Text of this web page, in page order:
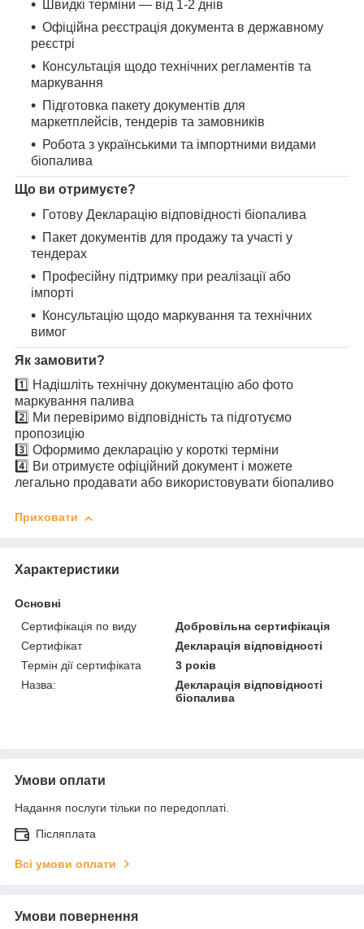
Швидкі терміни — від 1-2 днів
Офіційна реєстрація документа в державному
реєстрі
Консультація щодо технічних регламентів та
маркування
Підготовка пакету документів для
маркетплейсів, тендерів та замовників
Робота з українськими та імпортними видами
біопалива
Що ви отримуєте?
Готову Декларацію відповідності біопалива
Пакет документів для продажу та участі у
тендерах
Професійну підтримку при реалізації або
імпорті
Консультацію щодо маркування та технічних
вимог
Як замовити?
1️⃣ Надішліть технічну документацію або фото
маркування палива
2️⃣ Ми перевіримо відповідність та підготуємо
пропозицію
3️⃣ Оформимо декларацію у короткі терміни
4️⃣ Ви отримуєте офіційний документ і можете
легально продавати або використовувати біопаливо
Приховати
Характеристики
Основні
Сертифікація по виду
Добровільна сертифікація
Сертифікат
Декларація відповідності
Термін дії сертифіката
3 років
Назва:
Декларація відповідності
біопалива
Умови оплати
Надання послуги тільки по передоплаті.
Післяплата
Всі умови оплати
Умови повернення